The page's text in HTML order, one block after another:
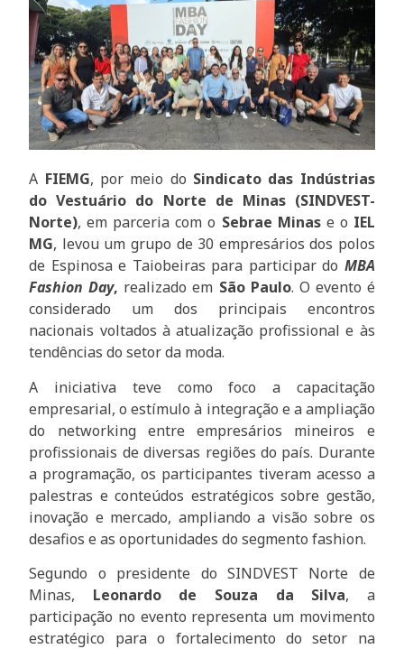
A FIEMG, por meio do Sindicato das Indústrias
do Vestuário do Norte de Minas (SINDVEST-
Norte), em parceria com o Sebrae Minase o IEL
MG, levou um grupo de 30 empresários dos polos
de Espinosa e Taiobeiras para participar do MBA
Fashion Day, realizado em São Paulo. O evento é
considerado um dos principais encontros
nacionais voltados à atualização profissional e às
tendências do setor da moda.
A iniciativa teve como foco a capacitação
empresarial, o estímulo à integração e a ampliação
do networking entre empresários mineiros e
profissionais de diversas regiões do país. Durante
a programação, os participantes tiveram acesso a
palestras e conteúdos estratégicos sobre gestão,
inovação e mercado, ampliando a visão sobre os
desafios e as oportunidades do segmento fashion.
Segundo o presidente do SINDVEST Norte de
Minas, Leonardo de Souza da Silva, a
participação no evento representa um movimento
estratégico para o fortalecimento do setor na